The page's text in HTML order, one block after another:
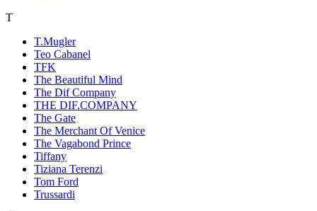
T
T.Mugler
Teo Cabanel
TFK
The Beautiful Mind
The Dif Company
THE DIF.COMPANY
The Gate
The Merchant Of Venice
The Vagabond Prince
Tiffany
Tiziana Terenzi
Tom Ford
Trussardi